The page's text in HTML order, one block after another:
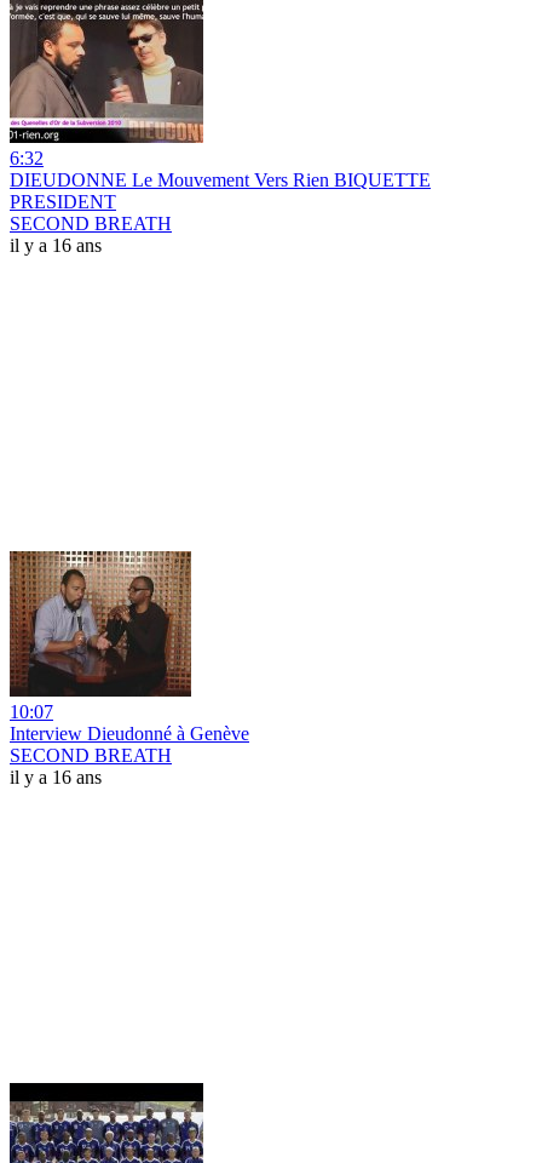
6:32
DIEUDONNE Le Mouvement Vers Rien BIQUETTE
PRESIDENT
SECOND BREATH
il y a 16 ans
10:07
Interview Dieudonné à Genève
SECOND BREATH
il y a 16 ans